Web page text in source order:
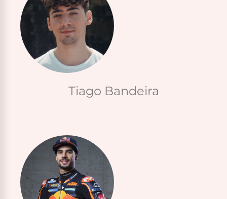
Tiago Bandeira